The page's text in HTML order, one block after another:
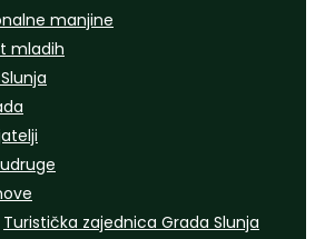
manjine
mladih
Turistička zajednica Grada Slunja